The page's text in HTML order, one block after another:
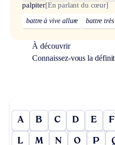
palpiter[En parlant du cœur]
battre à vive allure battre
À découvrir
Connaissez-vous la
A B C D E F
L M N O P